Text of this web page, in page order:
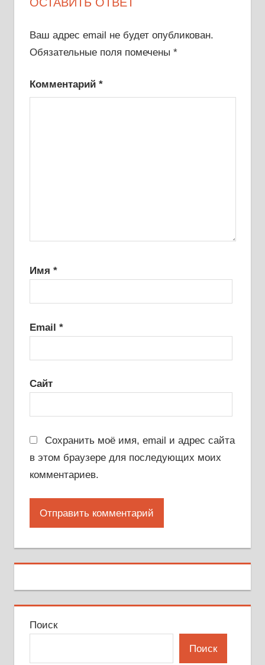
ОСТАВИТЬ ОТВЕТ
Ваш адрес email не будет опубликован.
Обязательные поля помечены *
Комментарий *
Имя *
Email *
Сайт
Сохранить моё имя, email и адрес сайта
в этом браузере для последующих моих
комментариев.
Поиск
Поиск